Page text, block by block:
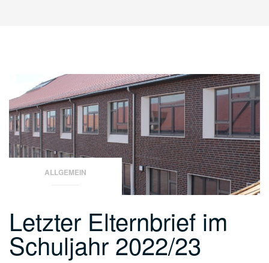
ALLGEMEIN
Letzter Elternbrief im
Schuljahr 2022/23